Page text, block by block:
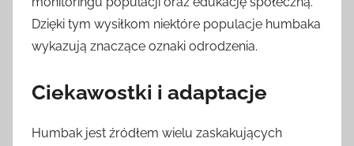
Dzięki tym wysiłkom niektóre populacje humbaka
wykazują znaczące oznaki odrodzenia.
Ciekawostki i adaptacje
Humbak jest źródłem wielu zaskakujących